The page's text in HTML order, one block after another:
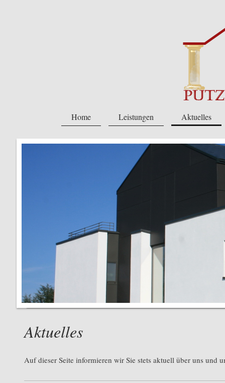
Home Leistungen Aktuelles
Aktuelles
Auf dieser Seite informieren wir Sie stets aktuell über uns und